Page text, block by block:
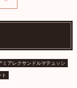
ミアレクサンドルマテュッシ
ト